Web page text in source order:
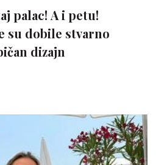
palac! A i petu!
su dobile stvarno
dizajn